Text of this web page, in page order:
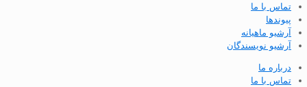
تماس با ما
پیوندها
آرشیو ماهیانه
آرشیو نویسندگان
درباره ما
تماس با ما